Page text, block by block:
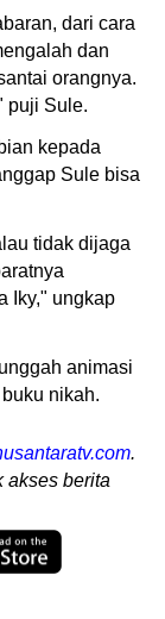
dari cara
dan
orangnya.
puji Sule.
kepada
Sule bisa
tidak dijaga
Iky," ungkap
animasi
nikah.
.
akses berita